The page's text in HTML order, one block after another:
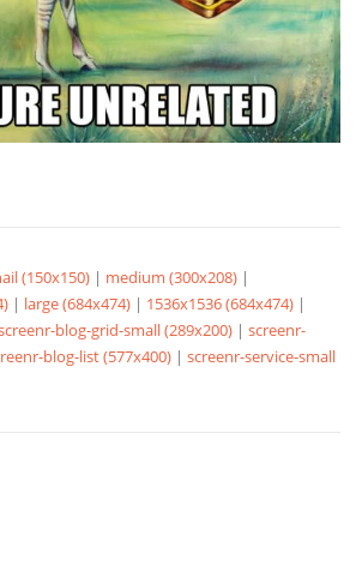
(150x150) | medium (300x208) |
| large (684x474) | 1536x1536 (684x474) |
blog-grid-small (289x200) |screenr-
blog-list (577x400) |screenr-service-small